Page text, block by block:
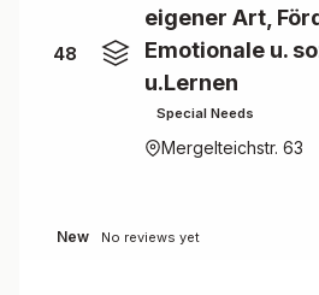
48
eigener Art,
Emotionale u.
u.Lernen
Special Needs
Mergelteichstr. 63
New No reviews yet